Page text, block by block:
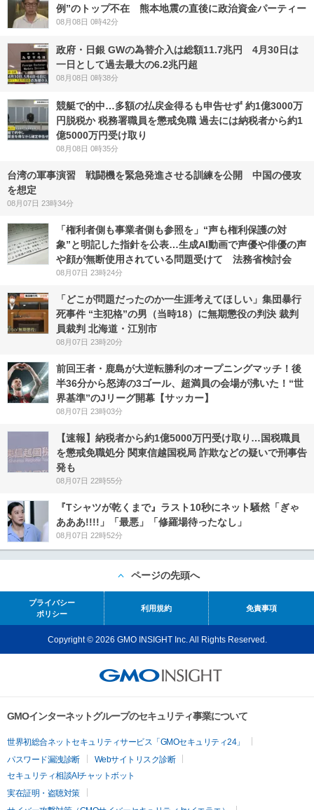
例”のトップ不在 熊本地震の直後に政治資金パーティー
08月08日 0時42分
政府・日銀 GWの為替介入は総額11.7兆円 4月30日は
一日として過去最大の6.2兆円超
08月08日 0時38分
競艇で的中…多額の払戻金得るも申告せず 約1億3000万
円脱税か 税務署職員を懲戒免職 過去には納税者から約1
億5000万円受け取り
08月08日 0時35分
台湾の軍事演習 戦闘機を緊急発進させる訓練を公開 中国の侵攻
を想定
08月07日 23時34分
「権利者側も事業者側も参照を」“声も権利保護の対
象”と明記した指針を公表…生成AI動画で声優や俳優の声
や顔が無断使用されている問題受けて 法務省検討会
08月07日 23時24分
「どこが問題だったのか一生涯考えてほしい」集団暴行
死事件 “主犯格”の男（当時18）に無期懲役の判決 裁判
員裁判 北海道・江別市
08月07日 23時20分
前回王者・鹿島が大逆転勝利のオープニングマッチ！後
半36分から怒涛の3ゴール、超満員の会場が沸いた！“世
界基準”のJリーグ開幕【サッカー】
08月07日 23時03分
【速報】納税者から約1億5000万円受け取り…国税職員
を懲戒免職処分 関東信越国税局 詐欺などの疑いで刑事告
発も
08月07日 22時55分
『Tシャツが乾くまで』ラスト10秒にネット騒然「ぎゃ
あああ!!!!」「最悪」「修羅場待ったなし」
08月07日 22時52分
ページの先頭へ
プライバシー
ポリシー
利用規約 免責事項
Copyright © 2026 GMO INSIGHT Inc. All Rights Reserved.
GMOインターネットグループのセキュリティ事業について
世界初総合ネットセキュリティサービス「GMOセキュリティ24」
パスワード漏洩診断
Webサイトリスク診断
セキュリティ相談AIチャットボット
実在証明・盗聴対策